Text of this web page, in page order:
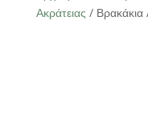
Ακράτειας /